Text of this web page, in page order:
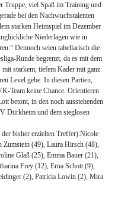
Truppe, viel Spaß im Training und
bei den Nachwuchstalenten
starken Heimspiel im Dezember
Niederlagen wie in
Dennoch seien tabellarisch die
Runde begrenzt, da es mit dem
starkem, tiefem Kader mit ganz
Level gebe. In diesen Partien,
Team keine Chance. Orientieren
betont, in den noch ausstehenden
Dürkheim und dem sieglosen
bisher erzielten Treffer):Nicole
Zumstein (49), Laura Hirsch (48),
Glaß (25), Emma Bauer (21),
Frey (12), Erna Schott (9),
(2), Patricia Lowin (2), Mira